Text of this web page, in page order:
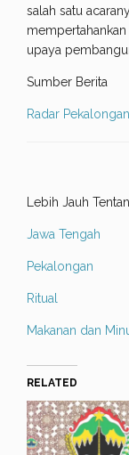
salah satu
upaya
Sumber Berita
Radar Pekalongan
Lebih Jauh
Jawa Tengah
Pekalongan
Ritual
Makanan dan
RELATED